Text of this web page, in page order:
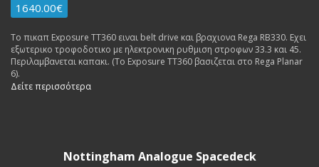
1640.00€
Το πικαπ Exposure TT360 ειναι belt drive και βραχιονα Rega RB330. Εχει
εξωτερικο τροφοδοτικο με ηλεκτρονικη ρυθμιση στροφων 33.3 και 45.
Περιλαμβανεται καπακι. (Το Exposure TT360 βασιζεται στο Rega Planar
6).
Δείτε περισσότερα
Nottingham Analogue Spacedeck